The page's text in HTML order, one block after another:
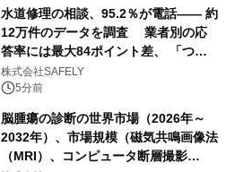
水道修理の相談、95.2％が電話―― 約
12万件のデータを調査 業者別の応
答率には最大84ポイント差、 「つな
がりやすさ」も選定基準に
株式会社SAFELY
5分前
脳腫瘍の診断の世界市場（2026年～
2032年）、市場規模（磁気共鳴画像法
（MRI）、コンピュータ断層撮影